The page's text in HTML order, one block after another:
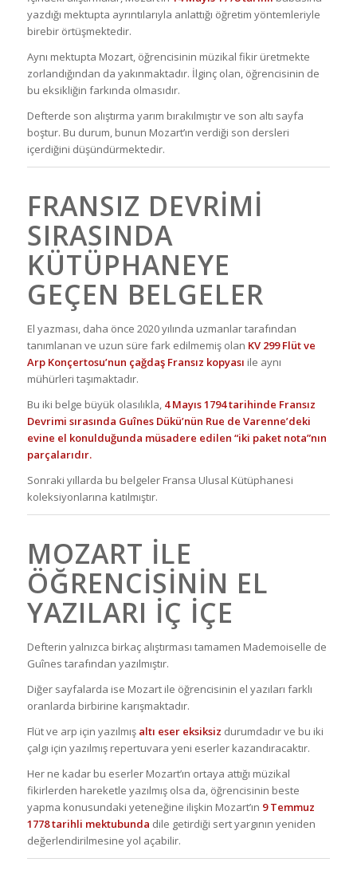
yazdığı mektupta ayrıntılarıyla anlattığı öğretim yöntemleriyle
birebir örtüşmektedir.
Aynı mektupta Mozart, öğrencisinin müzikal fikir üretmekte
zorlandığından da yakınmaktadır. İlginç olan, öğrencisinin de
bu eksikliğin farkında olmasıdır.
Defterde son alıştırma yarım bırakılmıştır ve son altı sayfa
boştur. Bu durum, bunun Mozart’ın verdiği son dersleri
içerdiğini düşündürmektedir.
FRANSIZ DEVRIMI
SIRASINDA
KÜTÜPHANEYE
GEÇEN BELGELER
El yazması, daha önce 2020 yılında uzmanlar tarafından
tanımlanan ve uzun süre fark edilmemiş olan KV 299 Flüt ve
Arp Konçertosu’nun çağdaş Fransız kopyası ile aynı
mühürleri taşımaktadır.
Bu iki belge büyük olasılıkla, 4 Mayıs 1794 tarihinde Fransız
Devrimi sırasında Guînes Dükü’nün Rue de Varenne’deki
evine el konulduğunda müsadere edilen “iki paket nota”nın
parçalarıdır.
Sonraki yıllarda bu belgeler Fransa Ulusal Kütüphanesi
koleksiyonlarına katılmıştır.
MOZART ILE
ÖĞRENCISININ EL
YAZILARI IÇ IÇE
Defterin yalnızca birkaç alıştırması tamamen Mademoiselle de
Guînes tarafından yazılmıştır.
Diğer sayfalarda ise Mozart ile öğrencisinin el yazıları farklı
oranlarda birbirine karışmaktadır.
Flüt ve arp için yazılmış altı eser eksiksiz durumdadır ve bu iki
çalgı için yazılmış repertuvara yeni eserler kazandıracaktır.
Her ne kadar bu eserler Mozart’ın ortaya attığı müzikal
fikirlerden hareketle yazılmış olsa da, öğrencisinin beste
yapma konusundaki yeteneğine ilişkin Mozart’ın 9 Temmuz
1778 tarihli mektubunda dile getirdiği sert yargının yeniden
değerlendirilmesine yol açabilir.